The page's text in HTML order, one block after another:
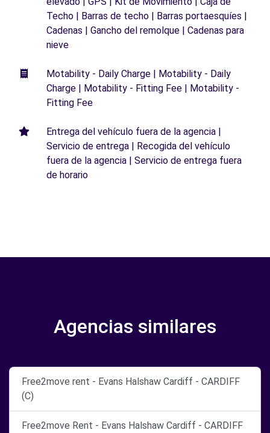
Techo | Barras de techo | Barras portaesquíes |
Cadenas | Gancho del remolque | Cadenas para
nieve
Motability - Daily Charge | Motability - Daily
Charge | Motability - Fitting Fee | Motability -
Fitting Fee
Entrega del vehículo fuera de la agencia |
Servicio de entrega | Recogida del vehículo
fuera de la agencia | Servicio de entrega fuera
de horario
Agencias similares
Free2move rent - Evans Halshaw Cardiff - CARDIFF
(C)
Free2move Rent - Evans Halshaw Cardiff - CARDIFF